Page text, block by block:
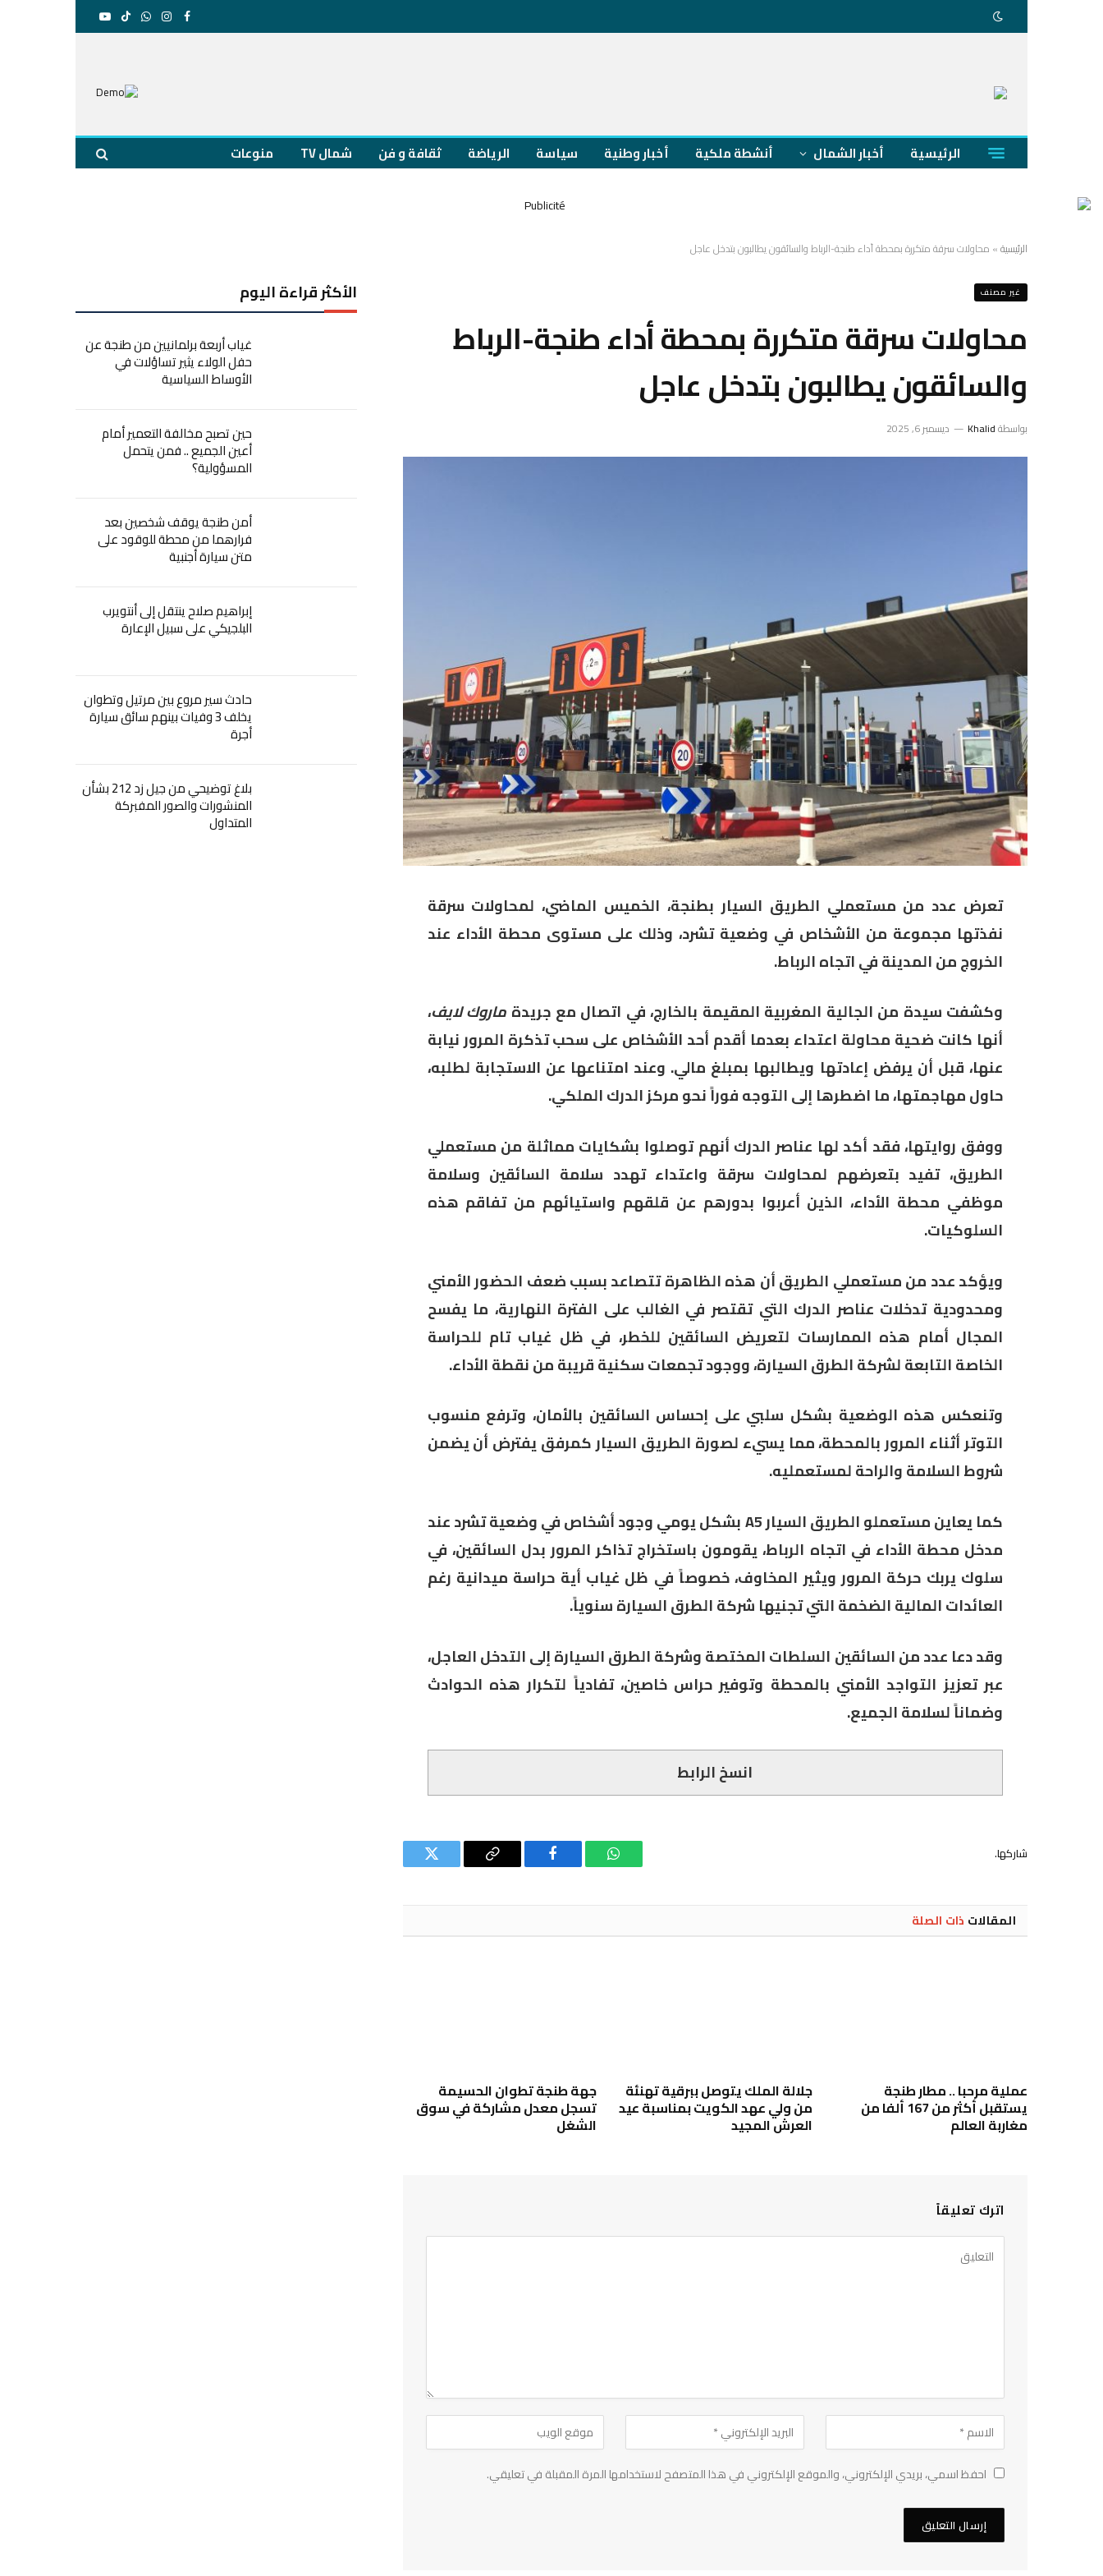
فيسبوكالانستغرام
واتسابتيكتوكيوتيوب
الرئيسية أخبار الشمال أنشطة ملكية أخبار وطنية سياسة الرياضة ثقافة و فن شمال TV منوعات
الرئيسية» محاولات سرقة متكررة بمحطة أداء طنجة-الرباط والسائقون يطالبون بتدخل عاجل
غير مصنف
محاولات سرقة متكررة بمحطة أداء طنجة-الرباط
والسائقون يطالبون بتدخل عاجل
بواسطةKhalid ديسمبر 6, 2025
تعرض عدد من مستعملي الطريق السيار بطنجة، الخميس الماضي، لمحاولات سرقة
نفذتها مجموعة من الأشخاص في وضعية تشرد، وذلك على مستوى محطة الأداء عند
الخروج من المدينة في اتجاه الرباط.
وكشفت سيدة من الجالية المغربية المقيمة بالخارج، في اتصال مع جريدة ماروك لايف،
أنها كانت ضحية محاولة اعتداء بعدما أقدم أحد الأشخاص على سحب تذكرة المرور نيابة
عنها، قبل أن يرفض إعادتها ويطالبها بمبلغ مالي. وعند امتناعها عن الاستجابة لطلبه،
حاول مهاجمتها، ما اضطرها إلى التوجه فوراً نحو مركز الدرك الملكي.
ووفق روايتها، فقد أكد لها عناصر الدرك أنهم توصلوا بشكايات مماثلة من مستعملي
الطريق، تفيد بتعرضهم لمحاولات سرقة واعتداء تهدد سلامة السائقين وسلامة
موظفي محطة الأداء، الذين أعربوا بدورهم عن قلقهم واستيائهم من تفاقم هذه
السلوكيات.
ويؤكد عدد من مستعملي الطريق أن هذه الظاهرة تتصاعد بسبب ضعف الحضور الأمني
ومحدودية تدخلات عناصر الدرك التي تقتصر في الغالب على الفترة النهارية، ما يفسح
المجال أمام هذه الممارسات لتعريض السائقين للخطر، في ظل غياب تام للحراسة
الخاصة التابعة لشركة الطرق السيارة، ووجود تجمعات سكنية قريبة من نقطة الأداء.
وتنعكس هذه الوضعية بشكل سلبي على إحساس السائقين بالأمان، وترفع منسوب
التوتر أثناء المرور بالمحطة، مما يسيء لصورة الطريق السيار كمرفق يفترض أن يضمن
شروط السلامة والراحة لمستعمليه.
كما يعاين مستعملو الطريق السيار A5 بشكل يومي وجود أشخاص في وضعية تشرد عند
مدخل محطة الأداء في اتجاه الرباط، يقومون باستخراج تذاكر المرور بدل السائقين، في
سلوك يربك حركة المرور ويثير المخاوف، خصوصاً في ظل غياب أية حراسة ميدانية رغم
العائدات المالية الضخمة التي تجنيها شركة الطرق السيارة سنوياً.
وقد دعا عدد من السائقين السلطات المختصة وشركة الطرق السيارة إلى التدخل العاجل،
عبر تعزيز التواجد الأمني بالمحطة وتوفير حراس خاصين، تفادياً لتكرار هذه الحوادث
وضماناً لسلامة الجميع.
انسخ الرابط
شاركها.
واتساب فيسبوك
Copy
تويتر
المقالات ذات الصلة
عملية مرحبا .. مطار طنجة
يستقبل أكثر من 167 ألفا من
مغاربة العالم
جلالة الملك يتوصل ببرقية تهنئة
من ولي عهد الكويت بمناسبة عيد
العرش المجيد
جهة طنجة تطوان الحسيمة
تسجل معدل مشاركة في سوق
الشغل
اترك تعليقاً
احفظ اسمي، بريدي الإلكتروني، والموقع الإلكتروني في هذا المتصفح لاستخدامها المرة المقبلة في تعليقي.
الأكثر قراءة اليوم
غياب أربعة برلمانيين من طنجة عن
حفل الولاء يثير تساؤلات في
الأوساط السياسية
حين تصبح مخالفة التعمير أمام
أعين الجميع .. فمن يتحمل
المسؤولية؟
أمن طنجة يوقف شخصين بعد
فرارهما من محطة للوقود على
متن سيارة أجنبية
إبراهيم صلاح ينتقل إلى أنتويرب
البلجيكي على سبيل الإعارة
حادث سير مروع بين مرتيل وتطوان
يخلف 3 وفيات بينهم سائق سيارة
أجرة
بلاغ توضيحي من جيل زد 212 بشأن
المنشورات والصور المفبركة
المتداول